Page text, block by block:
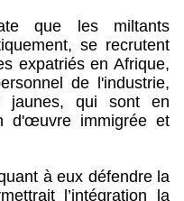
que les miltants
se recrutent
expatriés en Afrique,
de l'industrie,
jaunes, qui sont en
d'œuvre immigrée et
à eux défendre la
l’intégration la